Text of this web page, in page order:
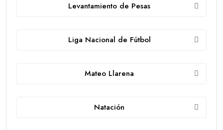
Levantamiento de Pesas
Liga Nacional de Fútbol
Mateo Llarena
Natación